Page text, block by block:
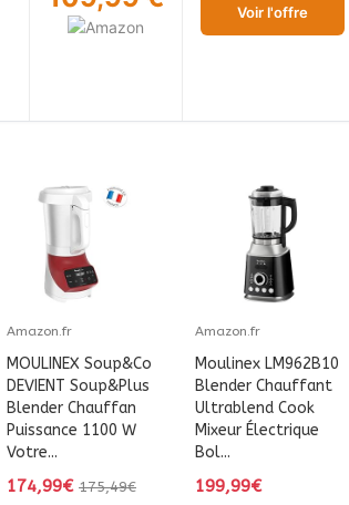
Voir l'offre
Amazon.fr
MOULINEX Soup&Co
DEVIENT Soup&Plus
Blender Chauffan
Puissance 1100 W
Votre...
174,99€ 175,49€
Amazon.fr
Moulinex LM962B10
Blender Chauffant
Ultrablend Cook
Mixeur Électrique
Bol...
199,99€